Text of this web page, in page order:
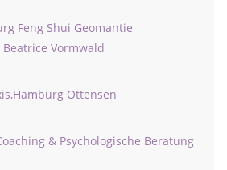
Feng Shui Geomantie
Vormwald
Ottensen
& Psychologische Beratung